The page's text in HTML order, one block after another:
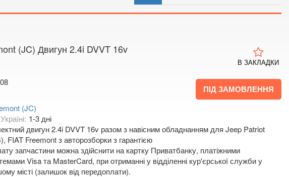
(JC) Двигун 2.4i DVVT 16v
ПІД ЗАМОВЛЕННЯ
В ЗАКЛАДКИ
(JC)
1-3 дні
двигун 2.4i DVVT 16v разом з навісним обладнанням для Jeep Patriot
FIAT Freemont з авторозборки з гарантією
запчастини можна здійснити на картку Приватбанку, платіжними
Visa та MasterCard, при отриманні у відділенні кур'єрської служби у
місті (залишок від передоплати).
Показати на мапі